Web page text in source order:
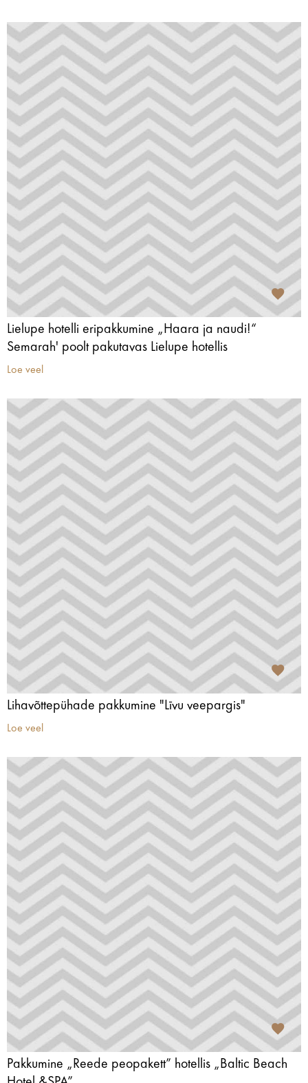
Lielupe hotelli eripakkumine „Haara ja naudi!“
Semarah' poolt pakutavas Lielupe hotellis
Loe veel
Lihavõttepühade pakkumine "Līvu veepargis"
Loe veel
Pakkumine „Reede peopakett” hotellis „Baltic Beach